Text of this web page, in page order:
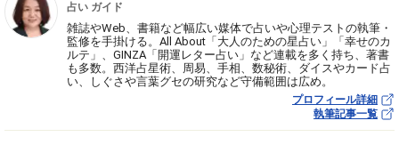
占い ガイド
雑誌やWeb、書籍など幅広い媒体で占いや心理テストの執筆・
監修を手掛ける。All About「大人のための星占い」「幸せのカ
ルテ」、GINZA「開運レター占い」など連載を多く持ち、著書
も多数。西洋占星術、周易、手相、数秘術、ダイスやカード占
い、しぐさや言葉グセの研究など守備範囲は広め。
プロフィール詳細
執筆記事一覧